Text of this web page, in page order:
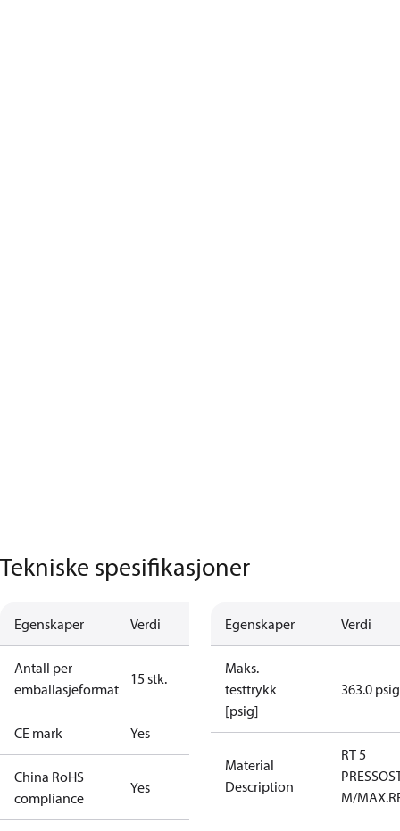
Tekniske spesifikasjoner
Egenskaper Verdi
Antall per
emballasjeformat
15 stk.
CE mark Yes
China RoHS
compliance
Yes
Egenskaper Verdi
Maks.
testtrykk
[psig]
363.0 psig
Material
Description
RT 5
M/